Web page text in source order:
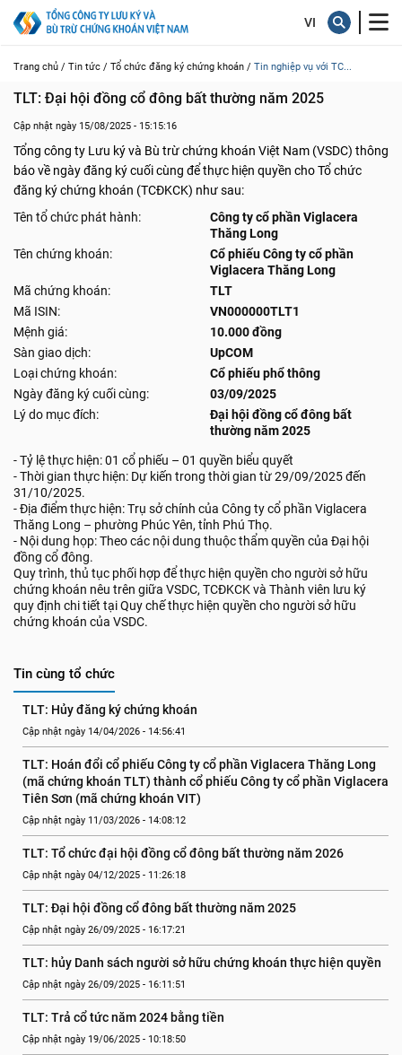
Trang chủ / Tin tức / Tổ chức đăng ký chứng khoán / Tin nghiệp vụ với TC...
TLT: Đại hội đồng cổ đông bất thường năm 2025
Cập nhật ngày 15/08/2025 - 15:15:16
Tổng công ty Lưu ký và Bù trừ chứng khoán Việt Nam (VSDC) thông
báo về ngày đăng ký cuối cùng để thực hiện quyền cho Tổ chức
đăng ký chứng khoán (TCĐKCK) như sau:
Tên tổ chức phát hành:
Công ty cổ phần Viglacera
Thăng Long
Tên chứng khoán:
Cổ phiếu Công ty cổ phần
Viglacera Thăng Long
Mã chứng khoán:
TLT
Mã ISIN:
VN000000TLT1
Mệnh giá:
10.000 đồng
Sàn giao dịch:
UpCOM
Loại chứng khoán:
Cổ phiếu phổ thông
Ngày đăng ký cuối cùng:
03/09/2025
Lý do mục đích:
Đại hội đồng cổ đông bất
thường năm 2025
- Tỷ lệ thực hiện: 01 cổ phiếu – 01 quyền biểu quyết
- Thời gian thực hiện: Dự kiến trong thời gian từ 29/09/2025 đến
31/10/2025.
- Địa điểm thực hiện: Trụ sở chính của Công ty cổ phần Viglacera
Thăng Long – phường Phúc Yên, tỉnh Phú Thọ.
- Nội dung họp: Theo các nội dung thuộc thẩm quyền của Đại hội
đồng cổ đông.
Quy trình, thủ tục phối hợp để thực hiện quyền cho người sở hữu
chứng khoán nêu trên giữa VSDC, TCĐKCK và Thành viên lưu ký
quy định chi tiết tại Quy chế thực hiện quyền cho người sở hữu
chứng khoán của VSDC.
Tin cùng tổ chức
TLT: Hủy đăng ký chứng khoán
Cập nhật ngày 14/04/2026 - 14:56:41
TLT: Hoán đổi cổ phiếu Công ty cổ phần Viglacera Thăng Long
(mã chứng khoán TLT) thành cổ phiếu Công ty cổ phần Viglacera
Tiên Sơn (mã chứng khoán VIT)
Cập nhật ngày 11/03/2026 - 14:08:12
TLT: Tổ chức đại hội đồng cổ đông bất thường năm 2026
Cập nhật ngày 04/12/2025 - 11:26:18
TLT: Đại hội đồng cổ đông bất thường năm 2025
Cập nhật ngày 26/09/2025 - 16:17:21
TLT: hủy Danh sách người sở hữu chứng khoán thực hiện quyền
Cập nhật ngày 26/09/2025 - 16:11:51
TLT: Trả cổ tức năm 2024 bằng tiền
Cập nhật ngày 19/06/2025 - 10:18:50